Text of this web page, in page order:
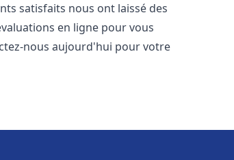
satisfaits nous ont laissé des
en ligne pour vous
nous aujourd'hui pour votre